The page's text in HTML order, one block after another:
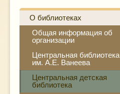
О библиотеках
Общая информация об
организации
Центральная библиотека
им. А.Е. Ванеева
Центральная детская
библиотека